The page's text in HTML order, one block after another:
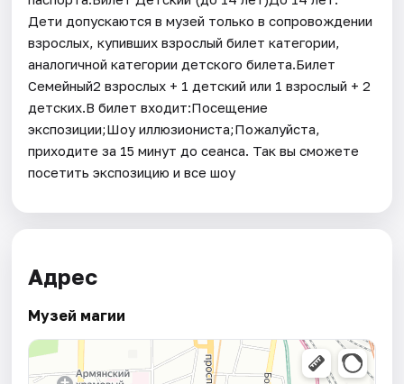
Дети допускаются в музей только в сопровождении
взрослых, купивших взрослый билет категории,
аналогичной категории детского билета.Билет
Семейный2 взрослых + 1 детский или 1 взрослый + 2
детских.В билет входит:Посещение
экспозиции;Шоу иллюзиониста;Пожалуйста,
приходите за 15 минут до сеанса. Так вы сможете
посетить экспозицию и все шоу
Адрес
Музей магии